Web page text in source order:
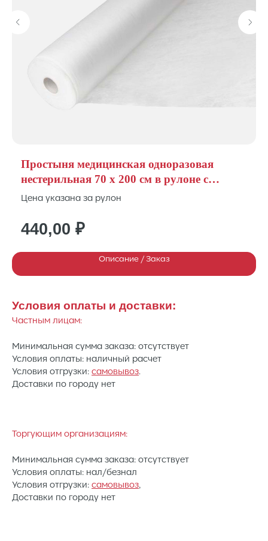
Простыня медицинская одноразовая
нестерильная 70 х 200 см в рулоне с
перфорацией № 100
Цена указана за рулон
440,00 ₽
Описание / Заказ
Условия оплаты и доставки:
Частным лицам:
Минимальная сумма заказа: отсутствует
Условия оплаты: наличный расчет
Условия отгрузки: самовывоз.
Доставки по городу нет
Торгующим организациям:
Минимальная сумма заказа: отсутствует
Условия оплаты: нал/безнал
Условия отгрузки: самовывоз,
Доставки по городу нет